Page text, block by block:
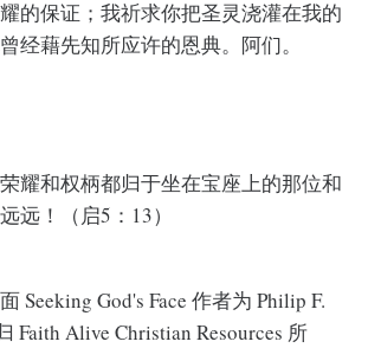
的保证；我祈求你把圣灵浇灌在我的
经藉先知所应许的恩典。阿们。
耀和权柄都归于坐在宝座上的那位和
远！（启5：13）
Seeking God's Face 作者为 Philip F.
Faith Alive Christian Resources 所